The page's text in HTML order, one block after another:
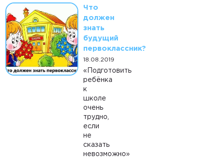
Что
должен
знать
будущий
первоклассник?
18.08.2019
«Подготовить
ребёнка
к
школе
очень
трудно,
если
не
сказать
невозможно»